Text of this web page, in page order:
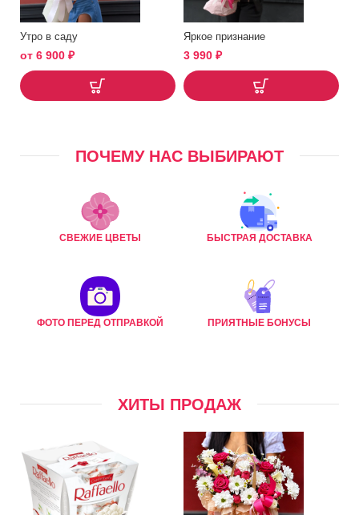
Утро в саду
от 6 900 ₽
Яркое признание
3 990 ₽
ПОЧЕМУ НАС ВЫБИРАЮТ
СВЕЖИЕ ЦВЕТЫ БЫСТРАЯ ДОСТАВКА
ФОТО ПЕРЕД ОТПРАВКОЙ ПРИЯТНЫЕ БОНУСЫ
ХИТЫ ПРОДАЖ